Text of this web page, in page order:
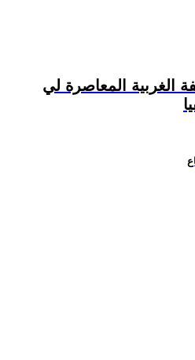
الغربية المعاصرة لي